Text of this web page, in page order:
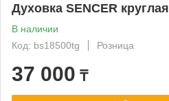
Духовка SENCER круглая
В наличии
Код: bs18500tg
Розница
37 000 ₸